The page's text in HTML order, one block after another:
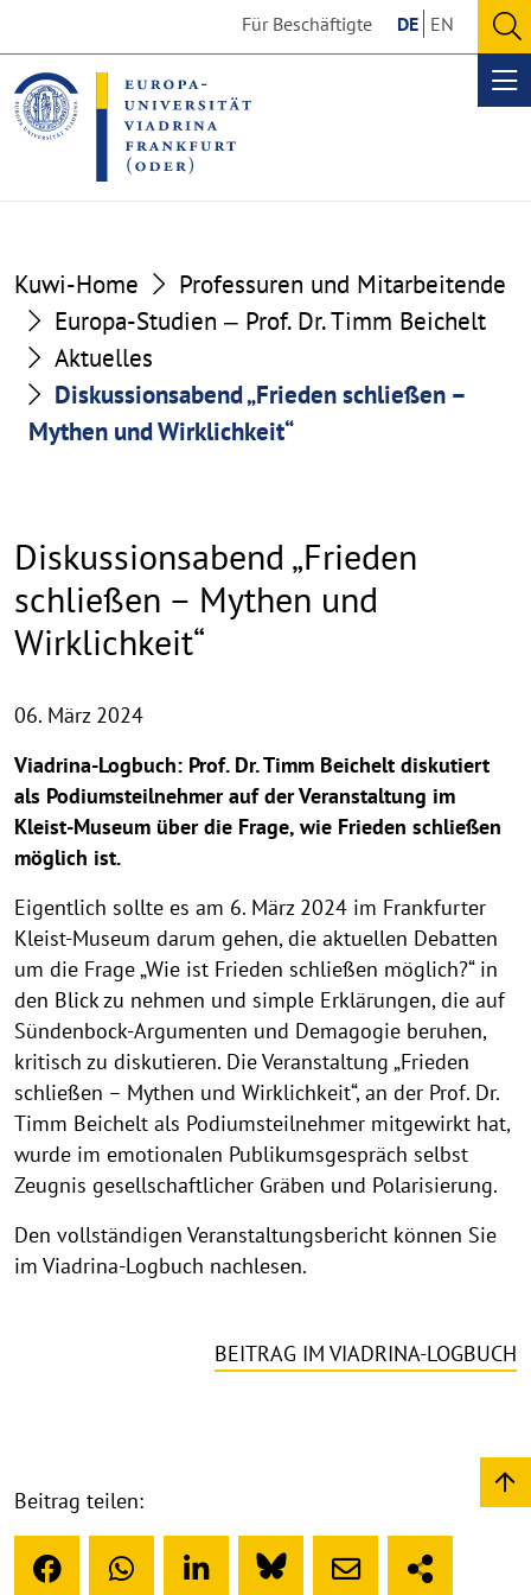
the
content
section
the
footer
section
Für Beschäftigte DE EN
Kuwi-Home
Professuren und Mitarbeitende
Europa-Studien ‒ Prof. Dr. Timm Beichelt
Aktuelles
Diskussionsabend „Frieden schließen –
Mythen und Wirklichkeit“
Diskussionsabend „Frieden
schließen – Mythen und
Wirklichkeit“
06. März 2024
Viadrina-Logbuch: Prof. Dr. Timm Beichelt diskutiert
als Podiumsteilnehmer auf der Veranstaltung im
Kleist-Museum über die Frage, wie Frieden schließen
möglich ist.
Eigentlich sollte es am 6. März 2024 im Frankfurter
Kleist-Museum darum gehen, die aktuellen Debatten
um die Frage „Wie ist Frieden schließen möglich?“ in
den Blick zu nehmen und simple Erklärungen, die auf
Sündenbock-Argumenten und Demagogie beruhen,
kritisch zu diskutieren. Die Veranstaltung „Frieden
schließen – Mythen und Wirklichkeit“, an der Prof. Dr.
Timm Beichelt als Podiumsteilnehmer mitgewirkt hat,
wurde im emotionalen Publikumsgespräch selbst
Zeugnis gesellschaftlicher Gräben und Polarisierung.
Den vollständigen Veranstaltungsbericht können Sie
im Viadrina-Logbuch nachlesen.
BEITRAG IM VIADRINA-LOGBUCH
Beitrag teilen: